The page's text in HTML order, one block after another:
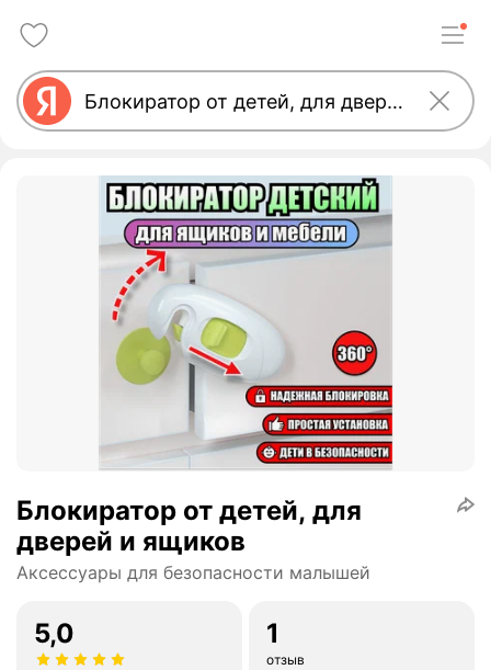
Блокиратор от детей, для
дверей и ящиков
Аксессуары для безопасности малышей
5,0 1
отзыв